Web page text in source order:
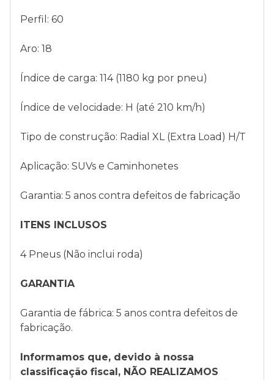
Perfil: 60
Aro: 18
Índice de carga: 114 (1180 kg por pneu)
Índice de velocidade: H (até 210 km/h)
Tipo de construção: Radial XL (Extra Load) H/T
Aplicação: SUVs e Caminhonetes
Garantia: 5 anos contra defeitos de fabricação
ITENS INCLUSOS
4 Pneus (Não inclui roda)
GARANTIA
Garantia de fábrica: 5 anos contra defeitos de
fabricação.
Informamos que, devido à nossa
classificação fiscal, NÃO REALIZAMOS